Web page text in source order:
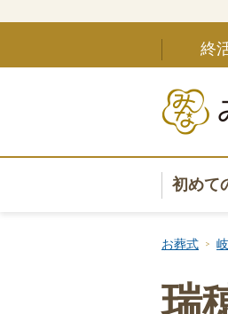
終
初めて
お葬式
瑞